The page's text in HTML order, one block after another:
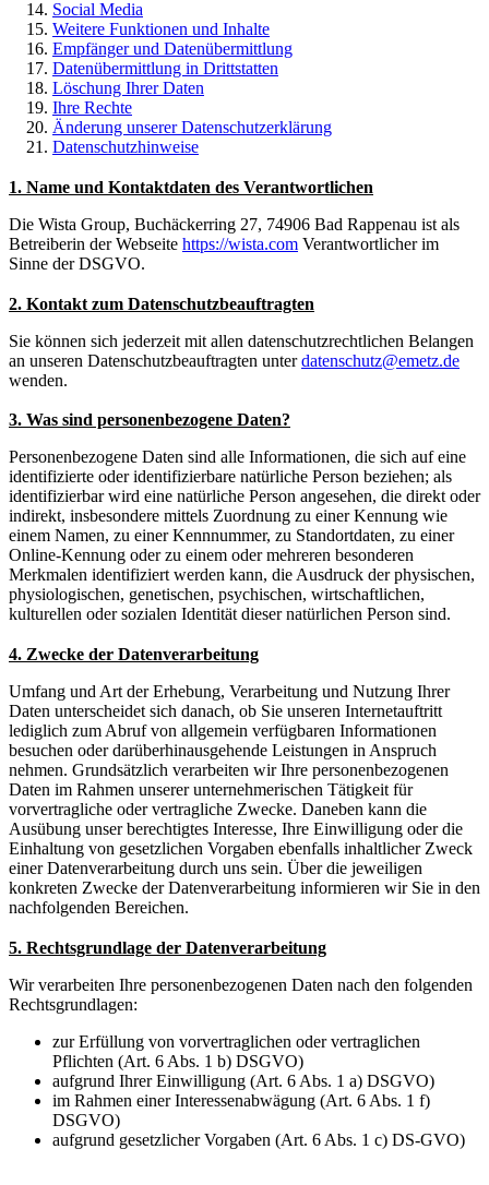
Social Media
Weitere Funktionen und Inhalte
Empfänger und Datenübermittlung
Datenübermittlung in Drittstatten
Löschung Ihrer Daten
Ihre Rechte
Änderung unserer Datenschutzerklärung
Datenschutzhinweise
1. Name und Kontaktdaten des Verantwortlichen
Die Wista Group, Buchäckerring 27, 74906 Bad Rappenau ist als
Betreiberin der Webseite https://wista.com Verantwortlicher im
Sinne der DSGVO.
2. Kontakt zum Datenschutzbeauftragten
Sie können sich jederzeit mit allen datenschutzrechtlichen Belangen
an unseren Datenschutzbeauftragten unterdatenschutz@emetz.de
wenden.
3. Was sind personenbezogene Daten?
Personenbezogene Daten sind alle Informationen, die sich auf eine
identifizierte oder identifizierbare natürliche Person beziehen; als
identifizierbar wird eine natürliche Person angesehen, die direkt oder
indirekt, insbesondere mittels Zuordnung zu einer Kennung wie
einem Namen, zu einer Kennnummer, zu Standortdaten, zu einer
Online-Kennung oder zu einem oder mehreren besonderen
Merkmalen identifiziert werden kann, die Ausdruck der physischen,
physiologischen, genetischen, psychischen, wirtschaftlichen,
kulturellen oder sozialen Identität dieser natürlichen Person sind.
4. Zwecke der Datenverarbeitung
Umfang und Art der Erhebung, Verarbeitung und Nutzung Ihrer
Daten unterscheidet sich danach, ob Sie unseren Internetauftritt
lediglich zum Abruf von allgemein verfügbaren Informationen
besuchen oder darüberhinausgehende Leistungen in Anspruch
nehmen. Grundsätzlich verarbeiten wir Ihre personenbezogenen
Daten im Rahmen unserer unternehmerischen Tätigkeit für
vorvertragliche oder vertragliche Zwecke. Daneben kann die
Ausübung unser berechtigtes Interesse, Ihre Einwilligung oder die
Einhaltung von gesetzlichen Vorgaben ebenfalls inhaltlicher Zweck
einer Datenverarbeitung durch uns sein. Über die jeweiligen
konkreten Zwecke der Datenverarbeitung informieren wir Sie in den
nachfolgenden Bereichen.
5. Rechtsgrundlage der Datenverarbeitung
Wir verarbeiten Ihre personenbezogenen Daten nach den folgenden
Rechtsgrundlagen:
zur Erfüllung von vorvertraglichen oder vertraglichen
Pflichten (Art. 6 Abs. 1 b) DSGVO)
aufgrund Ihrer Einwilligung (Art. 6 Abs. 1 a) DSGVO)
im Rahmen einer Interessenabwägung (Art. 6 Abs. 1 f)
DSGVO)
aufgrund gesetzlicher Vorgaben (Art. 6 Abs. 1 c) DS-GVO)